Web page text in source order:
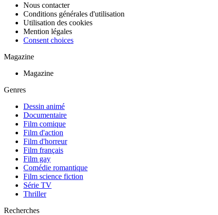
Nous contacter
Conditions générales d'utilisation
Utilisation des cookies
Mention légales
Consent choices
Magazine
Magazine
Genres
Dessin animé
Documentaire
Film comique
Film d'action
Film d'horreur
Film français
Film gay
Comédie romantique
Film science fiction
Série TV
Thriller
Recherches